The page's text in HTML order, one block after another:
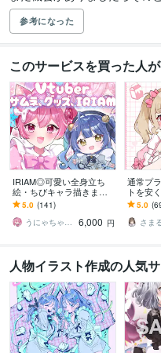
参考になった
このサービスを買った人
IRIAM◎可愛い全身立ち
絵・ちびキャラ描きます
配信経験者が、デビュ
ー・サムネ・グッズまで
使いやすく制作♡
5.0 (141)
うにゃちゃん。
6,000 円
通常プ
トを安
ってみ
用途に
のイラ
5.0
さま
人物イラスト作成の人気